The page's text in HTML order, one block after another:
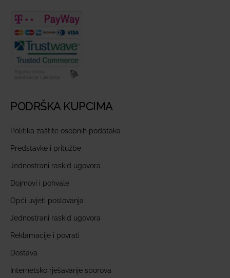
PODRŠKA KUPCIMA
Politika zaštite osobnih podataka
Predstavke i pritužbe
Jednostrani raskid ugovora
Dojmovi i pohvale
Opći uvjeti poslovanja
Jednostrani raskid ugovora
Reklamacije i povrati
Dostava
Internetsko rješavanje sporova